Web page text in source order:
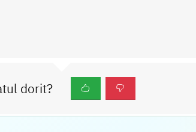
dorit?